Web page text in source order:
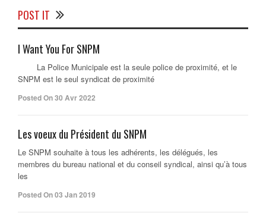
POST IT
I Want You For SNPM
La Police Municipale est la seule police de proximité, et le
SNPM est le seul syndicat de proximité
Posted On 30 Avr 2022
Les voeux du Président du SNPM
Le SNPM souhaite à tous les adhérents, les délégués, les
membres du bureau national et du conseil syndical, ainsi qu’à tous
les
Posted On 03 Jan 2019